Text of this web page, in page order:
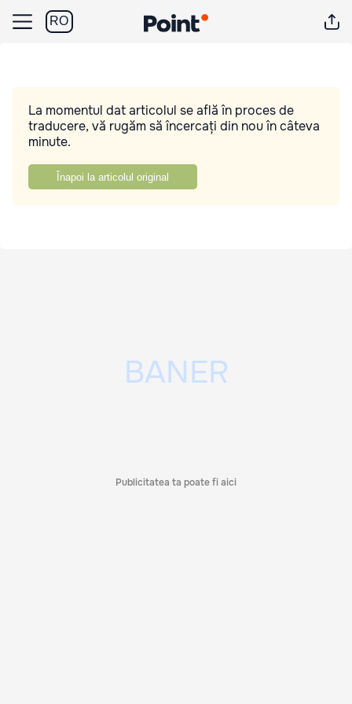
RO
La momentul dat articolul se află în proces de
traducere, vă rugăm să încercați din nou în câteva
minute.
Înapoi la articolul original
Publicitatea ta poate fi aici